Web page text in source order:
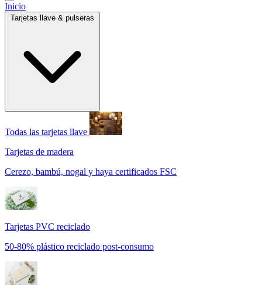
Inicio
Todas las tarjetas llave
Tarjetas de madera
Cerezo, bambú, nogal y haya certificados FSC
Tarjetas PVC reciclado
50-80% plástico reciclado post-consumo